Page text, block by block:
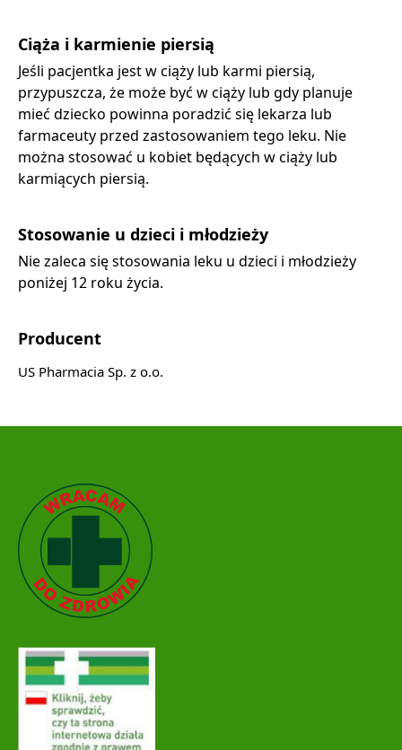
Ciąża i karmienie piersią
Jeśli pacjentka jest w ciąży lub karmi piersią,
przypuszcza, że może być w ciąży lub gdy planuje
mieć dziecko powinna poradzić się lekarza lub
farmaceuty przed zastosowaniem tego leku. Nie
można stosować u kobiet będących w ciąży lub
karmiących piersią.
Stosowanie u dzieci i młodzieży
Nie zaleca się stosowania leku u dzieci i młodzieży
poniżej 12 roku życia.
Producent
US Pharmacia Sp. z o.o.